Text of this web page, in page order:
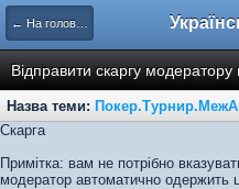
← На головну
Відправити скаргу
Назва теми:
Скарга
Примітка: вам не потрібно
модератор автоматично одержить